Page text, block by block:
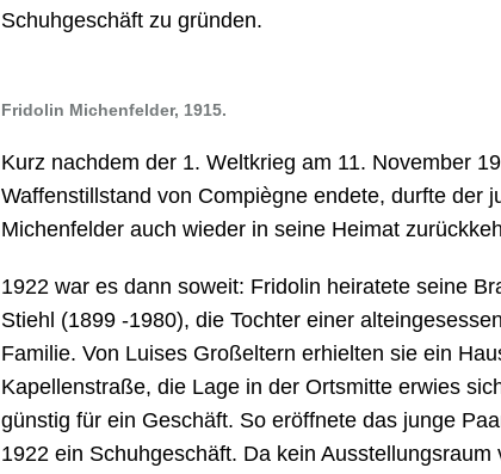
Schuhgeschäft zu gründen.
Fridolin Michenfelder, 1915.
Kurz nachdem der 1. Weltkrieg am 11. November
Waffenstillstand von Compiègne endete, durfte der
Michenfelder auch wieder in seine Heimat
1922 war es dann soweit: Fridolin heiratete seine
Stiehl (1899 -1980), die Tochter einer
Familie. Von Luises Großeltern erhielten sie ein
Kapellenstraße, die Lage in der Ortsmitte erwies
günstig für ein Geschäft. So eröffnete das junge
1922 ein Schuhgeschäft. Da kein Ausstellungsraum